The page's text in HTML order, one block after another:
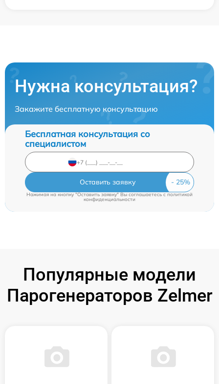
Нужна консультация?
Закажите бесплатную консультацию
Бесплатная консультация со
специалистом
Оставить заявку
Нажимая на кнопку "Оставить заявку" Вы соглашаетесь c политикой
конфиденциальности
Популярные модели
Парогенераторов Zelmer